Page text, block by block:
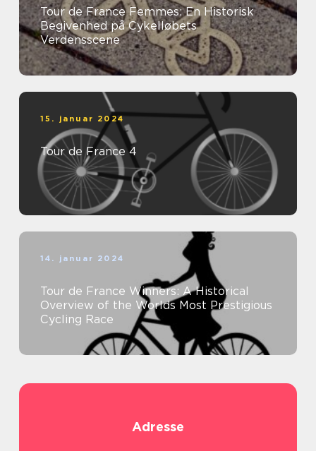
Tour de France Femmes: En Historisk
Begivenhed på Cykelløbets
Verdensscene
15. januar 2024
Tour de France 4
14. januar 2024
Tour de France Winners: A Historical
Overview of the Worlds Most Prestigious
Cycling Race
Adresse